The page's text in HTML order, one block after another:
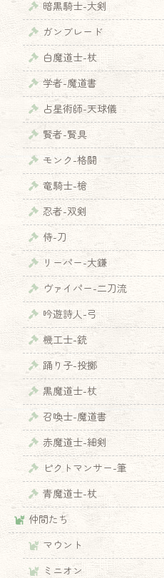
暗黒騎士-大剣
ガンブレード
白魔道士-杖
学者-魔道書
占星術師-天球儀
賢者-賢具
モンク-格闘
竜騎士-槍
忍者-双剣
侍-刀
リーパー-大鎌
ヴァイパー-二刀流
吟遊詩人-弓
機工士-銃
踊り子-投擲
黒魔道士-杖
召喚士-魔道書
赤魔道士-細剣
ピクトマンサー-筆
青魔道士-杖
仲間たち
マウント
ミニオン